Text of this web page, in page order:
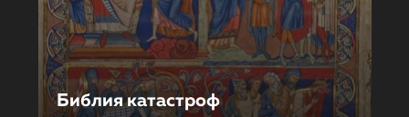
Библия катастроф